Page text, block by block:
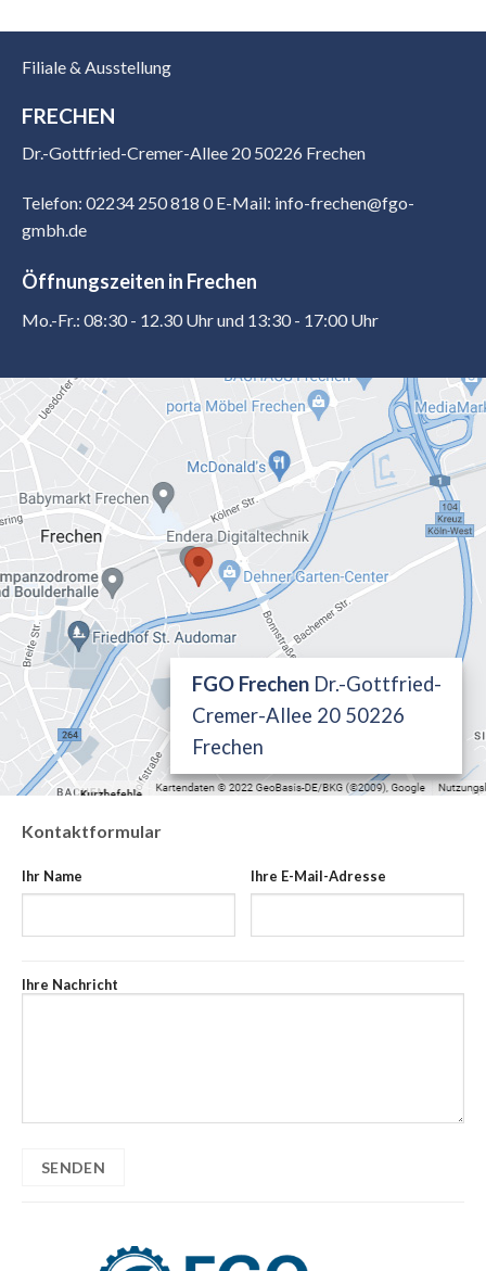
Filiale & Ausstellung
FRECHEN
Dr.-Gottfried-Cremer-Allee 20 50226 Frechen
Telefon: 02234 250 818 0 E-Mail: info-frechen@fgo-
gmbh.de
Öffnungszeiten in Frechen
Mo.-Fr.: 08:30 - 12.30 Uhr und 13:30 - 17:00 Uhr
FGO FrechenDr.-Gottfried-
Cremer-Allee 20 50226
Frechen
Kontaktformular
Ihr Name Ihre E-Mail-Adresse
Ihre Nachricht